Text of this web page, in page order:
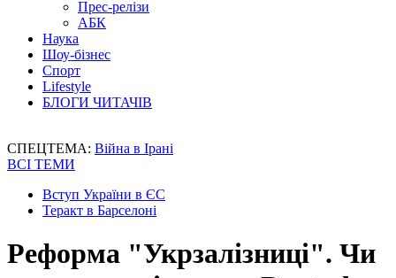
Прес-релізи
АБК
Наука
Шоу-бізнес
Спорт
Lifestyle
БЛОГИ ЧИТАЧІВ
СПЕЦТЕМА: Війна в Ірані
ВСІ ТЕМИ
Вступ України в ЄС
Теракт в Барселоні
Реформа "Укрзалізниці". Чи